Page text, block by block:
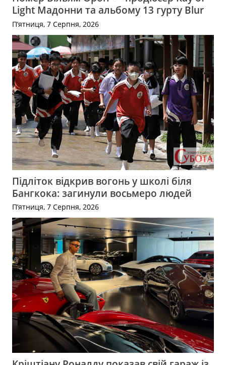
Light Мадонни та альбому 13 гурту Blur
П’ятниця, 7 Серпня, 2026
Підліток відкрив вогонь у школі біля
Бангкока: загинули восьмеро людей
П’ятниця, 7 Серпня, 2026